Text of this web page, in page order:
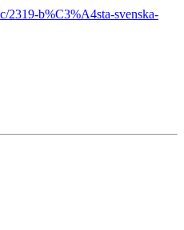
2319-b%C3%A4sta-svenska-